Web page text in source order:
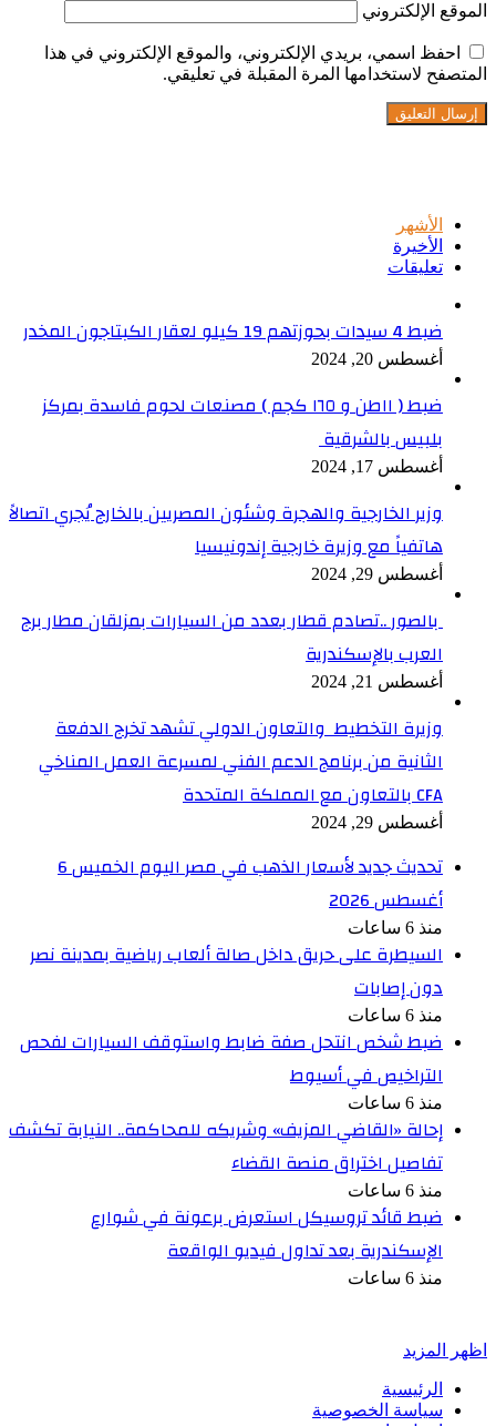
الموقع الإلكتروني
احفظ اسمي، بريدي الإلكتروني، والموقع الإلكتروني في هذا
المتصفح لاستخدامها المرة المقبلة في تعليقي.
الأشهر
الأخيرة
تعليقات
ضبط 4 سيدات بحوزتهم 19 كيلو لعقار الكبتاجون المخدر
أغسطس 20, 2024
ضبط ( ١١طن و ١٦٥ كجم ) مصنعات لحوم فاسدة بمركز
بلبيس بالشرقية
أغسطس 17, 2024
وزير الخارجية والهجرة وشئون المصريين بالخارج يُجري اتصالاً
هاتفياً مع وزيرة خارجية إندونيسيا
أغسطس 29, 2024
بالصور ..تصادم قطار بعدد من السيارات بمزلقان مطار برج
العرب بالإسكندرية
أغسطس 21, 2024
وزيرة التخطيط والتعاون الدولي تشهد تخرج الدفعة
الثانية من برنامج الدعم الفني لمسرعة العمل المناخي
CFA بالتعاون مع المملكة المتحدة
أغسطس 29, 2024
تحديث جديد لأسعار الذهب في مصر اليوم الخميس 6
أغسطس 2026
منذ 6 ساعات
السيطرة على حريق داخل صالة ألعاب رياضية بمدينة نصر
دون إصابات
منذ 6 ساعات
ضبط شخص انتحل صفة ضابط واستوقف السيارات لفحص
التراخيص في أسيوط
منذ 6 ساعات
إحالة «القاضي المزيف» وشريكه للمحاكمة.. النيابة تكشف
تفاصيل اختراق منصة القضاء
منذ 6 ساعات
ضبط قائد تروسيكل استعرض برعونة في شوارع
الإسكندرية بعد تداول فيديو الواقعة
منذ 6 ساعات
اظهر المزيد
الرئيسية
سياسة الخصوصية